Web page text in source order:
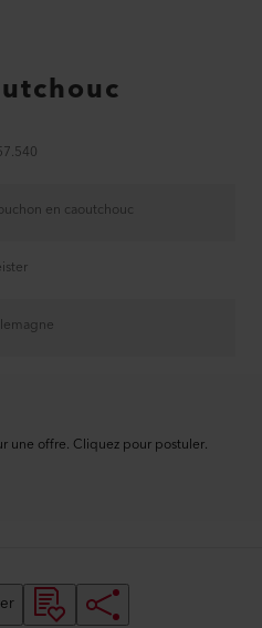
en caoutchouc
une offre. Cliquez pour postuler.